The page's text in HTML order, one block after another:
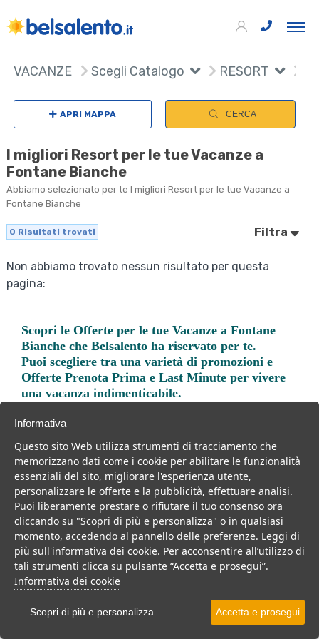
VACANZE Scegli Catalogo RESORT
APRI MAPPA CERCA
I migliori Resort per le tue Vacanze a
Fontane Bianche
Abbiamo selezionato per te I migliori Resort per le tue Vacanze a
Fontane Bianche
0 Risultati trovati Filtra
Non abbiamo trovato nessun risultato per questa
pagina:
Scopri leOfferte per le tue Vacanze a Fontane
Bianche che Belsalento ha riservato per te.
Puoi scegliere tra una varietà di promozioni e
Offerte Prenota Prima e Last Minute per vivere
una vacanza indimenticabile.
Trova la soluzione migliore per la tua prossima
vacanza.
Noi di belsalento.it abbiamo selezionato per te le migliori mete, i
migliori servizi, le migliori offerte per il tuo prossimo viaggio.
Informativa
Questo sito Web utilizza strumenti di tracciamento che
memorizzano dati come i cookie per abilitare le funzionalità
essenziali del sito, migliorare l'esperienza utente,
personalizzare le offerte e la pubblicità, effettuare analisi.
Puoi liberamente prestare o rifiutare il tuo consenso ora
cliccando su "Scopri di più e personalizza" o in qualsiasi
momento, accedendo al pannello delle preferenze. Leggi di
più sull'informativa dei cookie. Per acconsentire all’utilizzo di
tali strumenti clicca su pulsante “Accetta e prosegui”.
Informativa dei cookie
Scopri di più e personalizza Accetta e prosegui